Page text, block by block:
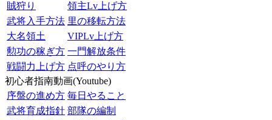
賊狩り
領主Lv上げ方
武将入手方法 里の移転方法
大名領土
VIPLv上げ方
勲功の稼ぎ方 一門解放条件
戦闘力上げ方 点呼のやり方
初心者指南動画(Youtube)
序盤の進め方 毎日やること
武将育成指針 部隊の編制